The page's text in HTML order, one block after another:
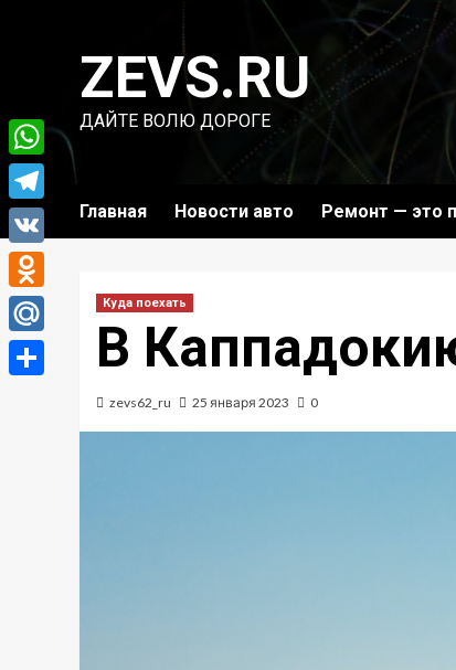
содержимомуZEVS.RU
ДАЙТЕ ВОЛЮ ДОРОГЕ
Главная Новости авто Ремонт — это
Куда поехать
В
zevs62_ru 25 января 2023 0
WhatsApp
Telegram
VK
Odnoklassniki
Mail.Ru
Отправить